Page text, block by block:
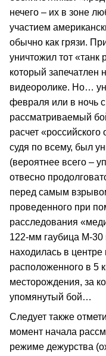
нечего – их в зоне
участием
обычно как грязи.
уничтожил тот «танк
который запечатлен
видеоролике. Но…
февраля или в ночь
рассматриваемый
расчет
судя по всему, был
(вероятнее всего –
отвесно
перед самым
проведенного при
расследования
122-мм гаубица М-30
находилась в
расположенного в 5
месторождения, за
упомянутый бой…
Следует также
момент начала
режиме дежурства